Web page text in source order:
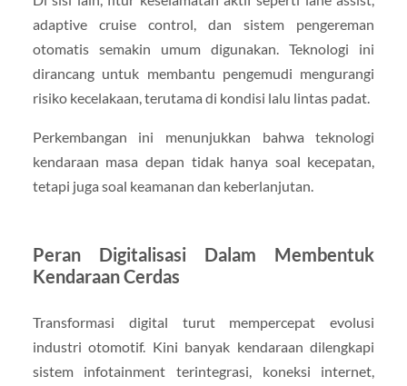
adaptive cruise control, dan sistem pengereman
otomatis semakin umum digunakan. Teknologi ini
dirancang untuk membantu pengemudi mengurangi
risiko kecelakaan, terutama di kondisi lalu lintas padat.
Perkembangan ini menunjukkan bahwa teknologi
kendaraan masa depan tidak hanya soal kecepatan,
tetapi juga soal keamanan dan keberlanjutan.
Peran Digitalisasi Dalam Membentuk
Kendaraan Cerdas
Transformasi digital turut mempercepat evolusi
industri otomotif. Kini banyak kendaraan dilengkapi
sistem infotainment terintegrasi, koneksi internet,